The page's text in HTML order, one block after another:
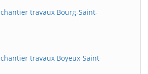
travaux Bourg-Saint-
travaux Boyeux-Saint-